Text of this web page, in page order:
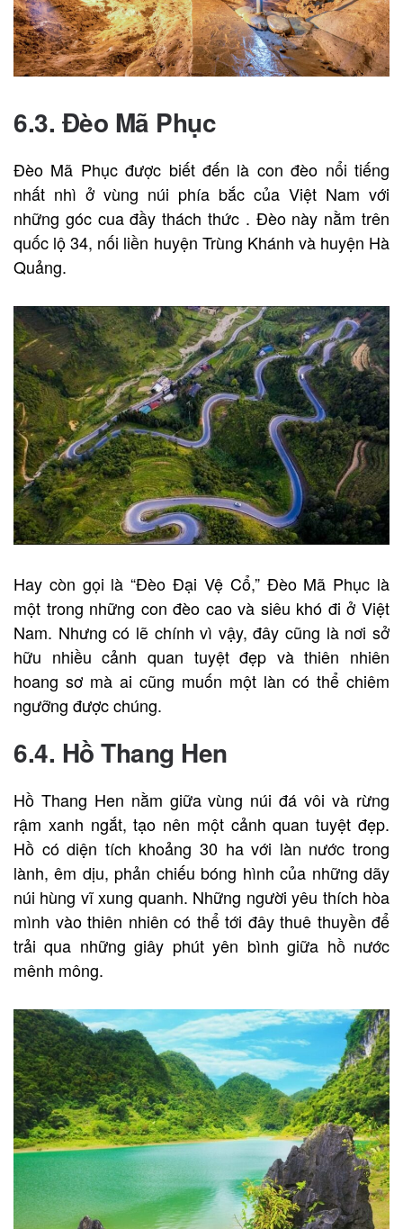
6.3. Đèo Mã Phục
Đèo Mã Phục được biết đến là con đèo nổi tiếng
nhất nhì ở vùng núi phía bắc của Việt Nam với
những góc cua đầy thách thức . Đèo này nằm trên
quốc lộ 34, nối liền huyện Trùng Khánh và huyện Hà
Quảng.
Hay còn gọi là “Đèo Đại Vệ Cổ,” Đèo Mã Phục là
một trong những con đèo cao và siêu khó đi ở Việt
Nam. Nhưng có lẽ chính vì vậy, đây cũng là nơi sở
hữu nhiều cảnh quan tuyệt đẹp và thiên nhiên
hoang sơ mà ai cũng muốn một làn có thể chiêm
ngưỡng được chúng.
6.4. Hồ Thang Hen
Hồ Thang Hen nằm giữa vùng núi đá vôi và rừng
rậm xanh ngắt, tạo nên một cảnh quan tuyệt đẹp.
Hồ có diện tích khoảng 30 ha với làn nước trong
lành, êm dịu, phản chiếu bóng hình của những dãy
núi hùng vĩ xung quanh. Những người yêu thích hòa
mình vào thiên nhiên có thể tới đây thuê thuyền để
trải qua những giây phút yên bình giữa hồ nước
mênh mông.